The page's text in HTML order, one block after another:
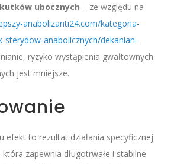
ubocznych – ze względu na
anabolizanti24.com/kategoria-
sterydow-anabolicznych/dekanian-
ryzyko wystąpienia gwałtownych
jest mniejsze.
efekt to rezultat działania specyficznej
zapewnia długotrwałe i stabilne